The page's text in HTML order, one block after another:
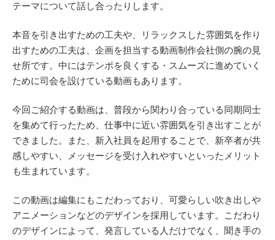
テーマについて話し合ったりします。
本音を引き出すための工夫や、リラックスした雰囲気を作り
出すための工夫は、企画を担当する動画制作会社側の腕の見
せ所です。中にはテンポを良くする・スムーズに進めていく
ために司会を設けている動画もあります。
今回ご紹介する動画は、普段から関わり合っている同期同士
を集めて行ったため、仕事中に近い雰囲気を引き出すことが
できました。また、新入社員を起用することで、新卒者が共
感しやすい、メッセージを受け入れやすいといったメリット
も生まれています。
この動画は編集にもこだわっており、可愛らしい吹き出しや
アニメーションなどのデザインを採用しています。こだわり
のデザインによって、発言している人だけでなく、聞き手の